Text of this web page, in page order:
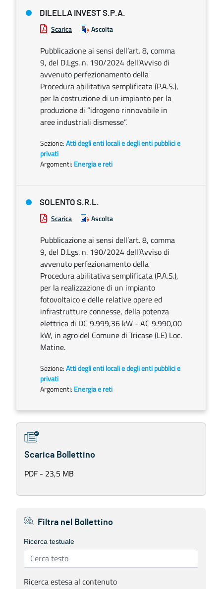
DILELLA INVEST S.P.A.
Scarica Ascolta
Pubblicazione ai sensi dell’art. 8, comma
9, del D.Lgs. n. 190/2024 dell’Avviso di
avvenuto perfezionamento della
Procedura abilitativa semplificata (P.A.S.),
per la costruzione di un impianto per la
produzione di “idrogeno rinnovabile in
aree industriali dismesse”.
Sezione:Atti degli enti locali e degli enti pubblici e
privati
Argomenti: Energia e reti
SOLENTO S.R.L.
Scarica Ascolta
Pubblicazione ai sensi dell’art. 8, comma
9, del D.Lgs. n. 190/2024 dell’Avviso di
avvenuto perfezionamento della
Procedura abilitativa semplificata (P.A.S.),
per la realizzazione di un impianto
fotovoltaico e delle relative opere ed
infrastrutture connesse, della potenza
elettrica di DC 9.999,36 kW - AC 9.990,00
kW, in agro del Comune di Tricase (LE) Loc.
Matine.
Sezione:Atti degli enti locali e degli enti pubblici e
privati
Argomenti: Energia e reti
Scarica Bollettino
PDF - 23,5 MB
Filtra nel Bollettino
Ricerca testuale
Ricerca estesa al contenuto